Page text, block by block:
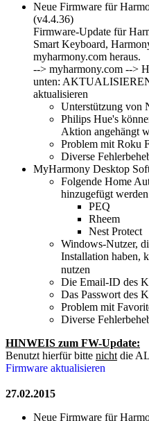
Neue Firmware für
(v4.4.36)
Firmware-Update für
Smart Keyboard,
myharmony.com heraus.
--> myharmony.com -->
unten:
aktualisieren
Unterstützung von
Philips Hue's
Aktion angehängt
Problem mit Roku
Diverse
MyHarmony Desktop
Folgende Home
hinzugefügt
PEQ
Rheem
Nest Protect
Windows-Nutzer,
Installation haben,
nutzen
Die Email-ID des
Das Passwort des
Problem mit
Diverse
HINWEIS zum FW-Update:
Benutzt hierfür bitte nichtdie
Firmware aktualisieren
27.02.2015
Neue Firmware für